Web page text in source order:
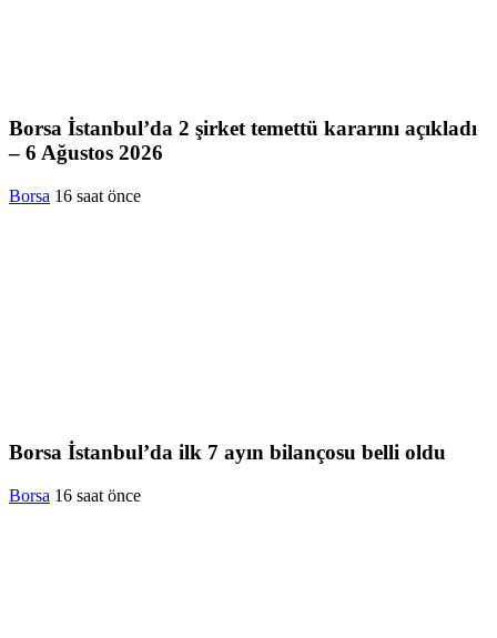
Borsa İstanbul’da 2 şirket temettü kararını açıkladı
– 6 Ağustos 2026
Borsa 16 saat önce
Borsa İstanbul’da ilk 7 ayın bilançosu belli oldu
Borsa 16 saat önce